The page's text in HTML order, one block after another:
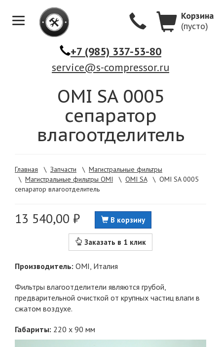
Меню
Корзина
(пусто)
+7 (985) 337-53-80
service@s-compressor.ru
OMI SA 0005
сепаратор
влагоотделитель
Главная \ Запчасти \ Магистральные фильтры
\ Магистральные фильтры OMI \ OMI SA\ OMI SA 0005
сепаратор влагоотделитель
13 540,00 ₽ В корзину
Заказать в 1 клик
Производитель: OMI, Италия
Фильтры влагоотделители являются грубой,
предварительной очисткой от крупных частиц влаги в
сжатом воздухе.
Габариты: 220 х 90 мм